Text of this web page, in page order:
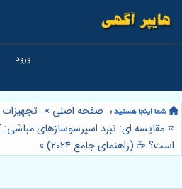
صفحه اصلی »
⭐️ مقایسه ای: نبرد اسپرسوسازهای
است؟ ☕️ (راهنمای جامع 2024)
»